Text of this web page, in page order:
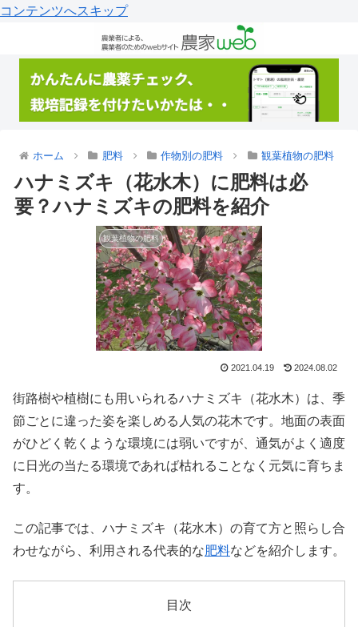
コンテンツへスキップ
ホーム 肥料 作物別の肥料 観葉植物の肥料
ハナミズキ（花水木）に肥料は必
要？ハナミズキの肥料を紹介
観葉植物の肥料
2021.04.19 2024.08.02
街路樹や植樹にも用いられるハナミズキ（花水木）は、季
節ごとに違った姿を楽しめる人気の花木です。地面の表面
がひどく乾くような環境には弱いですが、通気がよく適度
に日光の当たる環境であれば枯れることなく元気に育ちま
す。
この記事では、ハナミズキ（花水木）の育て方と照らし合
わせながら、利用される代表的な肥料などを紹介します。
目次